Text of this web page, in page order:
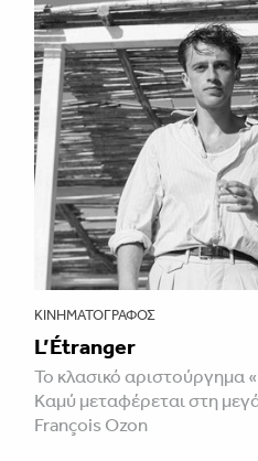
ΚΙΝΗΜΑΤΟΓΡΆΦΟΣ
L’Étranger
Το κλασικό αριστούργημα
Καμύ μεταφέρεται στη
François Ozon